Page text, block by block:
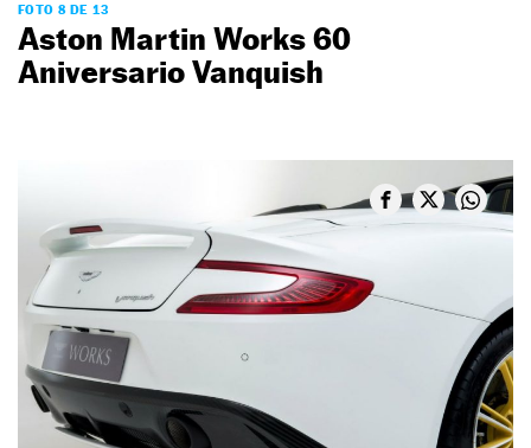
FOTO 8 DE 13
Aston Martin Works 60
Aniversario Vanquish